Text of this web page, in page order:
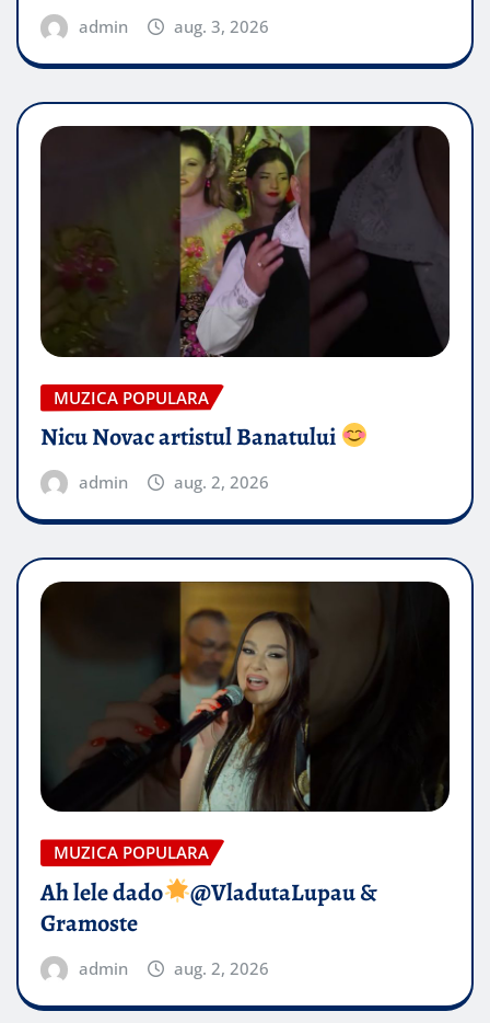
admin aug. 3, 2026
MUZICA POPULARA
Nicu Novac artistul Banatului
admin aug. 2, 2026
MUZICA POPULARA
Ah lele dado​
@VladutaLupau &
Gramoste
admin aug. 2, 2026